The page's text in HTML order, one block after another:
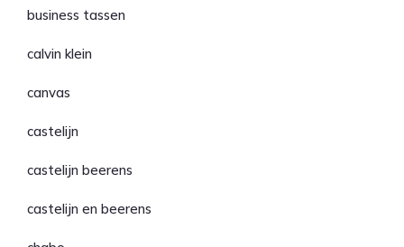
business tassen
calvin klein
canvas
castelijn
castelijn beerens
castelijn en beerens